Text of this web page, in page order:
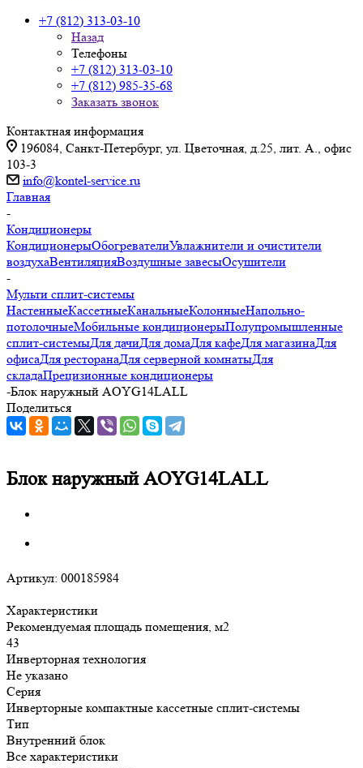
+7 (812) 313-03-10
Назад
Телефоны
+7 (812) 313-03-10
+7 (812) 985-35-68
Заказать звонок
Контактная информация
196084, Санкт-Петербург, ул. Цветочная, д.25, лит. А., офис
103-3
info@kontel-service.ru
Главная
-
Кондиционеры
КондиционерыОбогревателиУвлажнители и очистители
воздухаВентиляцияВоздушные завесыОсушители
-
Мульти сплит-системы
НастенныеКассетныеКанальныеКолонныеНапольно-
потолочныеМобильные кондиционерыПолупромышленные
сплит-системыДля дачиДля домаДля кафеДля магазинаДля
офисаДля ресторанаДля серверной комнатыДля
складаПрецизионные кондиционеры
-Блок наружный AOYG14LALL
Поделиться
Блок наружный AOYG14LALL
Артикул: 000185984
Характеристики
Рекомендуемая площадь помещения, м2
43
Инверторная технология
Не указано
Серия
Инверторные компактные кассетные сплит-системы
Тип
Внутренний блок
Все характеристики